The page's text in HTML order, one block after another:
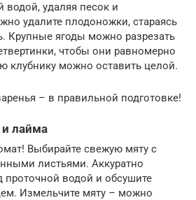
водой, удаляя песок и
удалите плодоножки, стараясь
Крупные ягоды можно разрезать
чтобы они равномерно
клубнику можно оставить целой.
– в правильной подготовке!
лайма
Выбирайте свежую мяту с
листьями. Аккуратно
проточной водой и обсушите
Измельчите мяту – можно